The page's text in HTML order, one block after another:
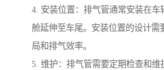
4. 安装位置：排气管通常安装在车
舱延伸至车尾。安装位置的设计需
局和排气效率。
5. 维护：排气管需要定期检查和维